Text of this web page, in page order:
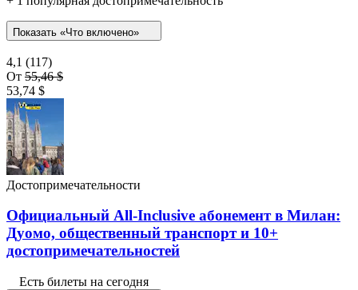
Показать «Что включено»
4,1 (117)
От 55,46 $
53,74 $
Достопримечательности
Официальный All-Inclusive абонемент в Милан:
Дуомо, общественный транспорт и 10+
достопримечательностей
Есть билеты на сегодня